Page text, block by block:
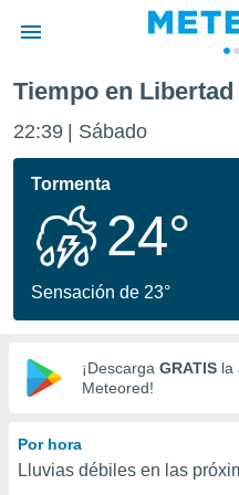
de
ha
para
que se
calidad.
a este
las
y
digital
basada
Tiempo en Libertad
22:39 Sábado
Tormenta
24°
Sensación de 23°
¡Descarga GRATIS la
Meteored!
Por hora
Lluvias débiles en las